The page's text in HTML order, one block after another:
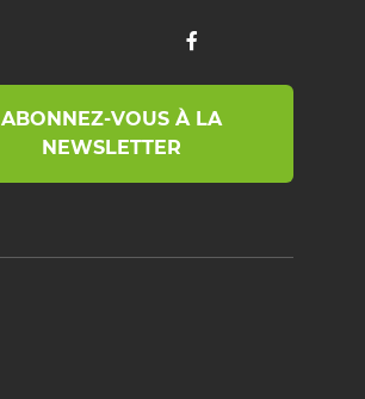
ABONNEZ-VOUS À LA
NEWSLETTER